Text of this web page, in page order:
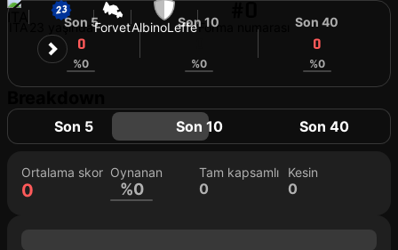
23 yaşındaForvetAlbinoLeffeForma numarası
Son 5
0
%0
Son 10
%0
Son 40
0
%0
Son 5 Son 10 Son 40
Ortalama skor
0
Oynanan
%0
Tam kapsamlı
0
Kesin
0